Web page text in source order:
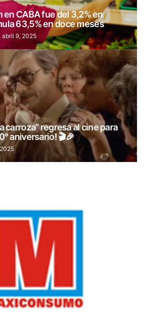
CABA fue del 3,2% en
63,5% en doce meses
abril 9, 2025
carroza” regresa al cine para
aniversario! 🎬🎉